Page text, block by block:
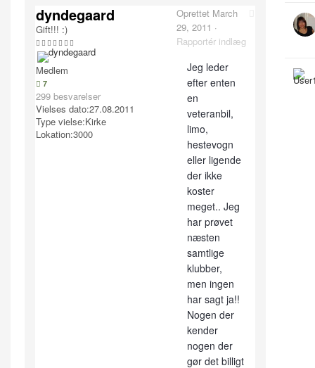
dyndegaard
Gift!!! :)
Medlem
7
299 besvarelser
Vielses dato:27.08.2011
Type vielse:Kirke
Lokation:3000
Oprettet March
29, 2011 ·
Rapportér indlæg
Jeg leder
efter enten
en
veteranbil,
limo,
hestevogn
eller ligende
der ikke
koster
meget.. Jeg
har prøvet
næsten
samtlige
klubber,
men ingen
har sagt ja!!
Nogen der
kender
nogen der
gør det billigt